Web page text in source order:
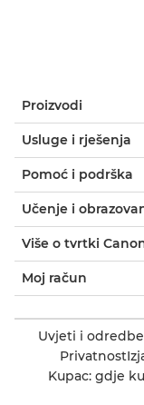
Proizvodi
Usluge i rješenja
Pomoć i podrška
Učenje i
Više o tvrtki
Moj račun
Uvjeti i odredbe
Privatnost
Kupac: gdje